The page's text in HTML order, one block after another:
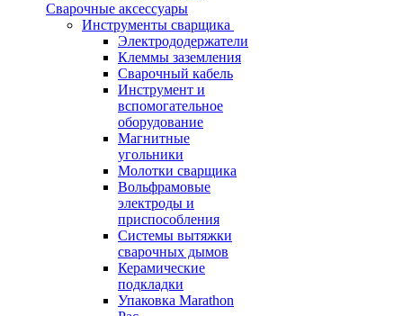
Сварочные аксессуары
Инструменты сварщика
Электрододержатели
Клеммы заземления
Сварочный кабель
Инструмент и
вспомогательное
оборудование
Магнитные
угольники
Молотки сварщика
Вольфрамовые
электроды и
приспособления
Системы вытяжки
сварочных дымов
Керамические
подкладки
Упаковка Marathon